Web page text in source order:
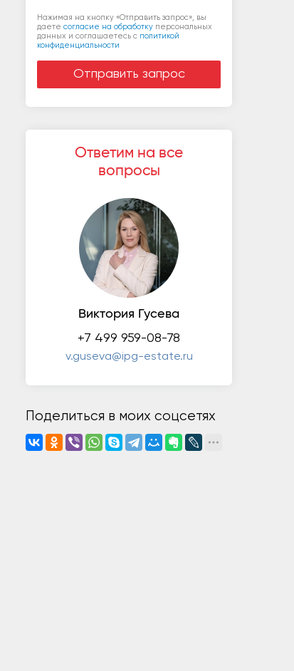
Нажимая на кнопку «Отправить запрос», вы
даете согласие на обработку персональных
данных и соглашаетесь c политикой
конфиденциальности
Ответим на все
вопросы
Виктория Гусева
+7 499 959-08-78
v.guseva@ipg-estate.ru
Поделиться в моих соцсетях